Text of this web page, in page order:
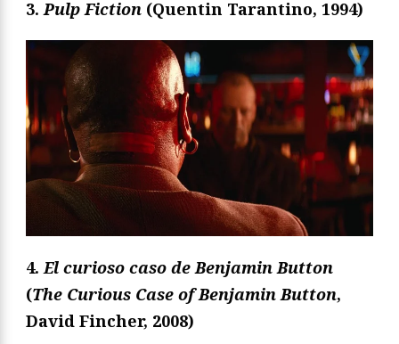
3.Pulp Fiction (Quentin Tarantino, 1994)
4. El curioso caso de Benjamin Button
(The Curious Case of Benjamin Button,
David Fincher, 2008)